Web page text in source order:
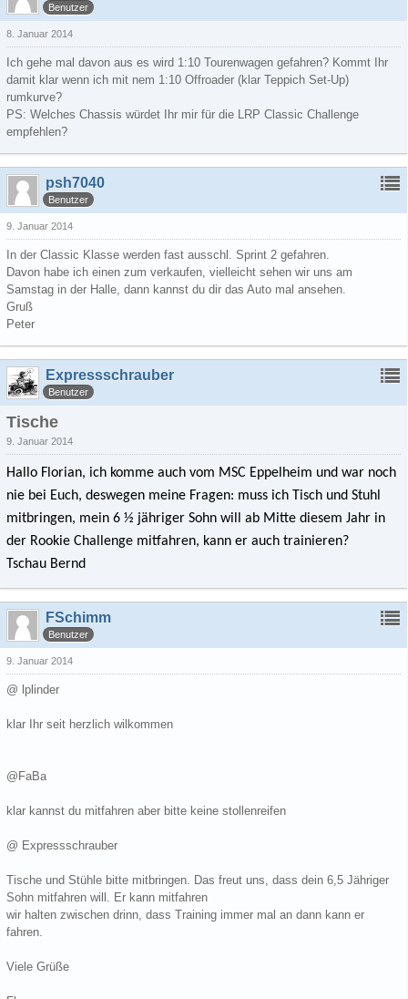
Benutzer
8. Januar 2014
Ich gehe mal davon aus es wird 1:10 Tourenwagen gefahren? Kommt Ihr
damit klar wenn ich mit nem 1:10 Offroader (klar Teppich Set-Up)
rumkurve?
PS: Welches Chassis würdet Ihr mir für die LRP Classic Challenge
empfehlen?
psh7040
Benutzer
9. Januar 2014
In der Classic Klasse werden fast ausschl. Sprint 2 gefahren.
Davon habe ich einen zum verkaufen, vielleicht sehen wir uns am
Samstag in der Halle, dann kannst du dir das Auto mal ansehen.
Gruß
Peter
Expressschrauber
Benutzer
Tische
9. Januar 2014
Hallo Florian, ich komme auch vom MSC Eppelheim und war noch
nie bei Euch, deswegen meine Fragen: muss ich Tisch und Stuhl
mitbringen, mein 6 ½ jähriger Sohn will ab Mitte diesem Jahr in
der Rookie Challenge mitfahren, kann er auch trainieren?
Tschau Bernd
FSchimm
Benutzer
9. Januar 2014
@ lplinder
klar Ihr seit herzlich wilkommen
@FaBa
klar kannst du mitfahren aber bitte keine stollenreifen
@ Expressschrauber
Tische und Stühle bitte mitbringen. Das freut uns, dass dein 6,5 Jähriger
Sohn mitfahren will. Er kann mitfahren
wir halten zwischen drinn, dass Training immer mal an dann kann er
fahren.
Viele Grüße